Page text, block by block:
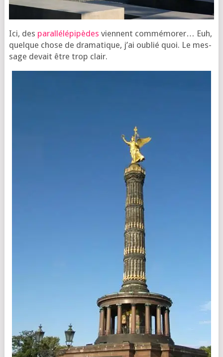
Ici, des paral­lé­lé­pi­pèdes viennent com­mé­mo­rer… Euh,
quelque chose de dra­ma­tique, j’ai oublié quoi. Le mes­
sage devait être trop clair.